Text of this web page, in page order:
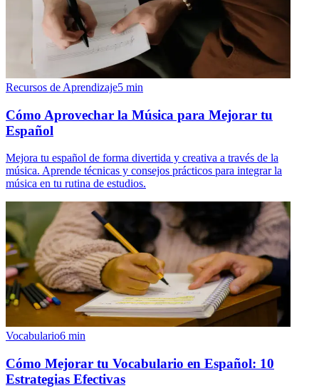
Recursos de Aprendizaje5 min
Cómo Aprovechar la Música para Mejorar tu
Español
Mejora tu español de forma divertida y creativa a través de la
música. Aprende técnicas y consejos prácticos para integrar la
música en tu rutina de estudios.
Vocabulario6 min
Cómo Mejorar tu Vocabulario en Español: 10
Estrategias Efectivas